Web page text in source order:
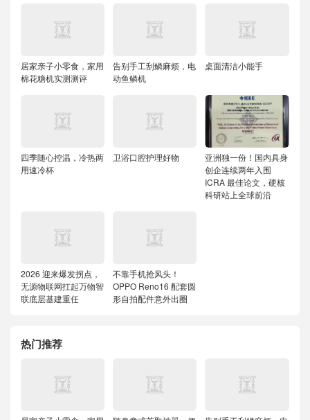
居家亲子小零食，家用
棉花糖机实测测评
告别手工刮鳞麻烦，电
动鱼鳞机
桌面清洁小能手
四季随心控温，冷热两
用速冷杯
卫浴口腔护理好物
亚洲独一份！国内具身
创企连续两年入围
ICRA 最佳论文，硬核
科研站上全球前沿
2026 迎来爆发拐点，
无源物联网扛起万物智
联底层基建重任
不靠手机抢风头！
OPPO Reno16 配套圆
形自拍配件意外出圈
热门推荐